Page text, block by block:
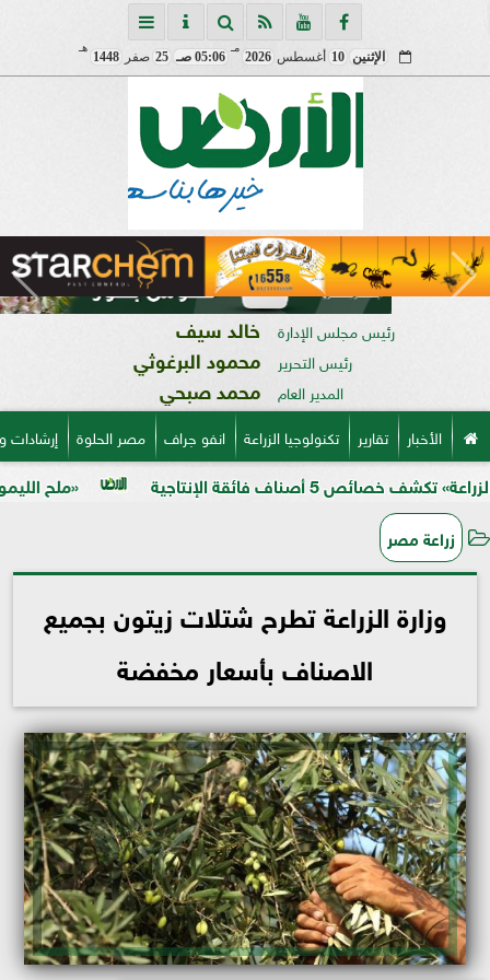
الإثنين 10 أغسطس 2026
مـ
05:06 صـ 25 صفر 1448
هـ
رئيس مجلس الإدارة خالد سيف
رئيس التحرير محمود البرغوثي
المدير العام محمد صبحي
الأخبار تقارير تكنولوجيا الزراعة انفو جراف مصر الحلوة
«ملح الليمون».. الإنتاجية
زراعة مصر
وزارة الزراعة تطرح شتلات زيتون بجميع
الاصناف بأسعار مخفضة